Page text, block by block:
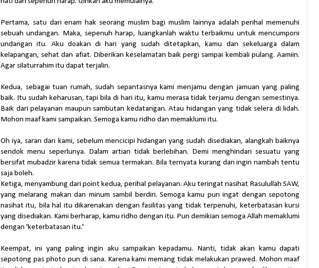
Pertama, satu dari enam hak seorang muslim bagi muslim lainnya adalah perihal memenuhi
sebuah undangan. Maka, sepenuh harap, luangkanlah waktu terbaikmu untuk mencumponi
undangan itu. Aku doakan di hari yang sudah ditetapkan, kamu dan sekeluarga dalam
kelapangan, sehat dan afiat. Diberikan keselamatan baik pergi sampai kembali pulang. Aamiin.
Agar silaturrahim itu dapat terjalin.
Kedua, sebagai tuan rumah, sudah sepantasnya kami menjamu dengan jamuan yang paling
baik. Itu sudah keharusan, tapi bila di hari itu, kamu merasa tidak terjamu dengan semestinya.
Baik dari pelayanan maupun sambutan kedatangan. Atau hidangan yang tidak selera di lidah.
Mohon maaf kami sampaikan. Semoga kamu ridho dan memaklumi itu.
Oh iya, saran dari kami, sebelum mencicipi hidangan yang sudah disediakan, alangkah baiknya
sendok menu seperlunya. Dalam artian tidak berlebihan. Demi menghindari sesuatu yang
bersifat mubadzir karena tidak semua termakan. Bila ternyata kurang dan ingin nambah tentu
saja boleh.
Ketiga, menyambung dari point kedua, perihal pelayanan. Aku teringat nasihat Rasulullah SAW,
yang melarang makan dan minum sambil berdiri. Semoga kamu pun ingat dengan sepotong
nasihat itu, bila hal itu dikarenakan dengan fasilitas yang tidak terpenuhi, keterbatasan kursi
yang disediakan. Kami berharap, kamu ridho dengan itu. Pun demikian semoga Allah memaklumi
dengan 'keterbatasan itu.'
Keempat, ini yang paling ingin aku sampaikan kepadamu. Nanti, tidak akan kamu dapati
sepotong pas photo pun di sana. Karena kami memang tidak melakukan prawed. Mohon maaf